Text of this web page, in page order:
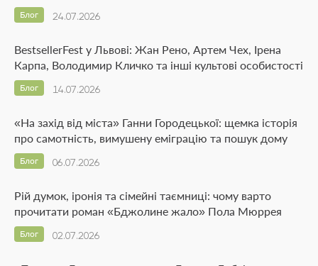
24.07.2026
Блог
BestsellerFest у Львові: Жан Рено, Артем Чех, Ірена
Карпа, Володимир Кличко та інші культові особистості
14.07.2026
Блог
«На захід від міста» Ганни Городецької: щемка історія
про самотність, вимушену еміграцію та пошук дому
06.07.2026
Блог
Рій думок, іронія та сімейні таємниці: чому варто
прочитати роман «Бджолине жало» Пола Мюррея
02.07.2026
Блог